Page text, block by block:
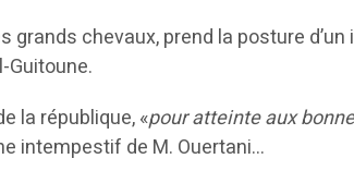
chevaux, prend la posture
Guitoune.
la république, «pour atteinte aux
intempestif de M. Ouertani…